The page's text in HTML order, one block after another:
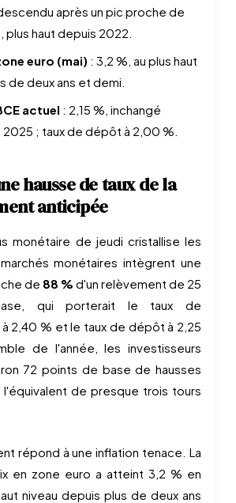
après un pic proche de
plus haut depuis 2022.
euro (mai) : 3,2 %, au plus haut
de deux ans et demi.
actuel : 2,15 %, inchangé
2025 ; taux de dépôt à 2,00 %.
hausse de taux de la
anticipée
monétaire de jeudi cristallise les
monétaires intègrent une
de 88 % d'un relèvement de 25
qui porterait le taux de
2,40 % et le taux de dépôt à 2,25
de l'année, les investisseurs
72 points de base de hausses
l'équivalent de presque trois tours
répond à une inflation tenace. La
en zone euro a atteint 3,2 % en
niveau depuis plus de deux ans